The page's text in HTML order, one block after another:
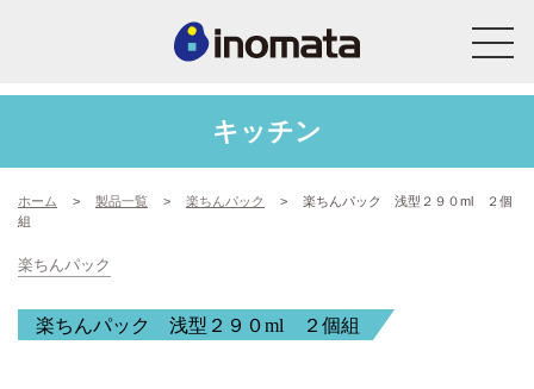
キッチン
ホーム > 製品一覧 > 楽ちんパック >
楽ちんパック 浅型２９０ml ２個
組
楽ちんパック
楽ちんパック 浅型２９０ml ２個組